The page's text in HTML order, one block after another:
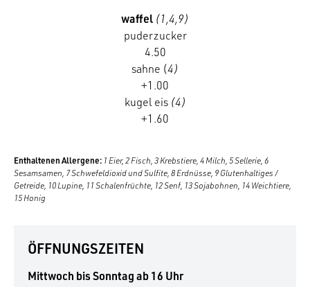
waffel (1,4,9)
puderzucker
4.50
sahne (4)
+1.00
kugel eis (4)
+1.60
Enthaltenen Allergene: 1 Eier, 2 Fisch, 3 Krebstiere, 4 Milch, 5 Sellerie, 6
Sesamsamen, 7 Schwefeldioxid und Sulfite, 8 Erdnüsse, 9 Glutenhaltiges /
Getreide, 10 Lupine, 11 Schalenfrüchte, 12 Senf, 13 Sojabohnen, 14 Weichtiere,
15 Honig
ÖFFNUNGSZEITEN
Mittwoch bis Sonntag ab 16 Uhr